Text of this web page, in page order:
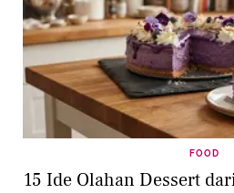
FOOD
15 Ide Olahan Dessert